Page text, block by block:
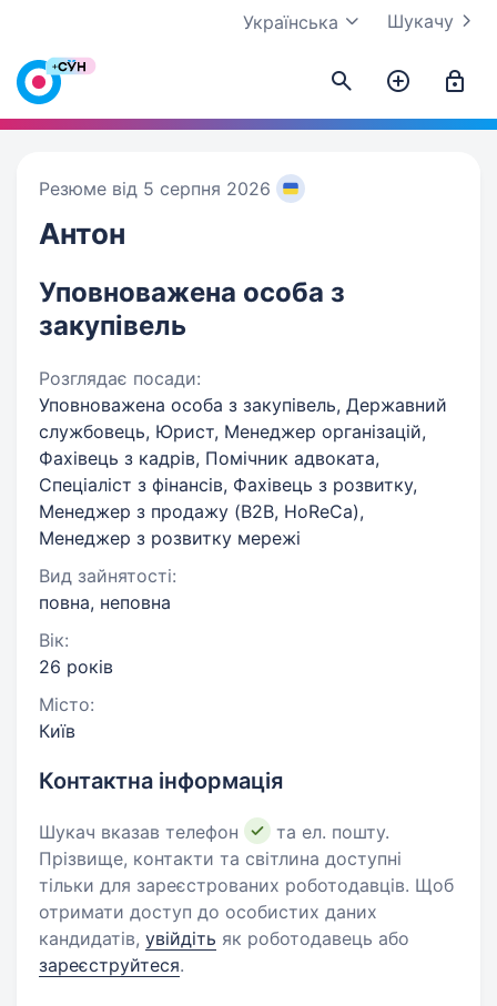
Шукачу
Українська
Резюме від 5 серпня 2026
Антон
Уповноважена особа з
закупівель
Розглядає посади:
Уповноважена особа з закупівель, Державний
службовець, Юрист, Менеджер організацій,
Фахівець з кадрів, Помічник адвоката,
Спеціаліст з фінансів, Фахівець з розвитку,
Менеджер з продажу (B2B, HoReCa),
Менеджер з розвитку мережі
Вид зайнятості:
повна, неповна
Вік:
26 років
Місто:
Київ
Контактна інформація
Шукач вказав телефон
та ел. пошту.
Прізвище, контакти та світлина доступні
тільки для зареєстрованих роботодавців. Щоб
отримати доступ до особистих даних
кандидатів, увійдіть як роботодавець або
зареєструйтеся.